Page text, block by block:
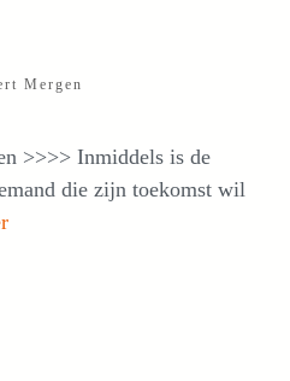
Mergen
>>>> Inmiddels is de
die zijn toekomst wil